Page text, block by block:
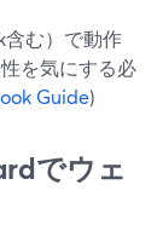
む）で動作
を気にする必
Guide)
でウェ